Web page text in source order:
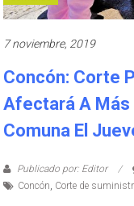
7 noviembre, 2019
Concón: Corte
Afectará A Más
Comuna El
Publicado por: Editor
Concón Corte de